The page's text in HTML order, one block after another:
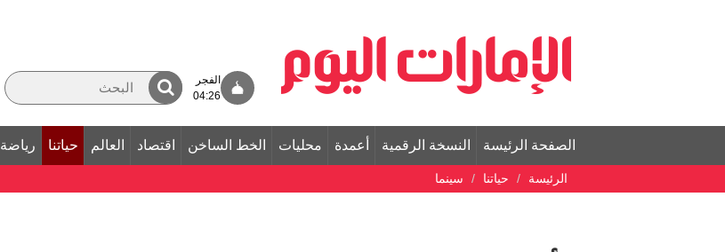
الفجر
04:26
الصفحة الرئيسة النسخة الرقمية أعمدة محليات الخط الساخن اقتصاد العالم حياتنا رياضة
الرئيسة حياتنا سينما